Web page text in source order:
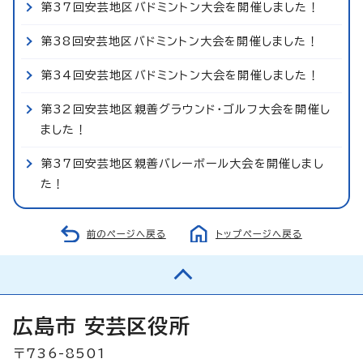
第37回安芸地区バドミントン大会を開催しました！
第38回安芸地区バドミントン大会を開催しました！
第34回安芸地区バドミントン大会を開催しました！
第32回安芸地区親善グラウンド・ゴルフ大会を開催し
ました！
第37回安芸地区親善バレーボール大会を開催しまし
た！
前のページへ戻る トップページへ戻る
広島市 安芸区役所
〒736-8501